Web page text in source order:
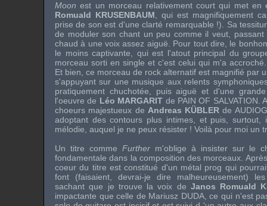
Moon est un morceau relativement court qui met
Romuald KRUSENBAUM , qui est magnifiquement
prise de son est d'une clarté remarquable !). Sa
de moduler son chant un peu comme il veut,
chaud à une voix assez aiguë. Pour tout dire, le
le moins captivante, qui est l'atout principal du
morceau sorti en single et c'est celui qui m'a
Et bien, ce morceau de rock alternatif est magnifié par
s'appuyant sur une musique aux relents
pratiquement chuchotée, puis aiguë et d'une
l'oeuvre de Léo MARGARIT de PAIN OF SALVATION .
choeurs majestueux de Andreas KÜBLER de
adoptant des contours plus intimes, et puis,
mélodie, auquel je ne peux résister ! Voilà pour moi un
Un titre comme Further m'oblige à insister sur le
fondamentale dans la composition des morceaux.
coeur du titre est constitué d'un métal prog qui
font (faisaient, devrai-je dire malheureusement)
sachant que je trouve la voix de Janos Romuald
impactante que celle de Mariusz DUDA, ce qui n'est